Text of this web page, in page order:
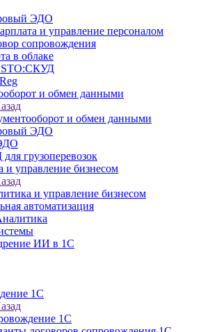
ЭДО
и управление персоналом
сопровождения
в облаке
и обмен данными
и обмен данными
ЭДО
грузоперевозок
и управление бизнесом
и управление бизнесом
автоматизация
ИИ в 1С
1С
1С